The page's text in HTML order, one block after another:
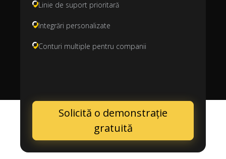
Linie de suport prioritară
Integrări personalizate
Conturi multiple pentru companii
Solicită o demonstrație
gratuită